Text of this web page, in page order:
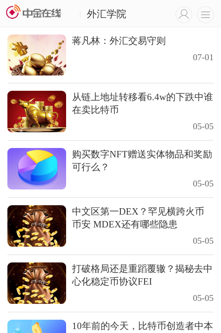
外汇学院
蒋凡林：外汇交易守则
07-01
从链上地址转移看6.4w的下跌中谁
在卖比特币
05-05
购买数字NFT赠送实体物品和奖励
可行么？
05-05
中文区第一DEX？罕见横跨火币
币安 MDEX还有哪些隐患
05-05
打破格局还是重蹈覆辙？揭秘去中
心化稳定币协议FEI
05-05
10年前的今天，比特币创造者中本